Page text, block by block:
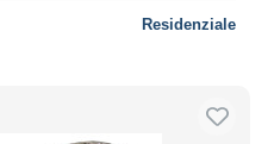
Residenziale